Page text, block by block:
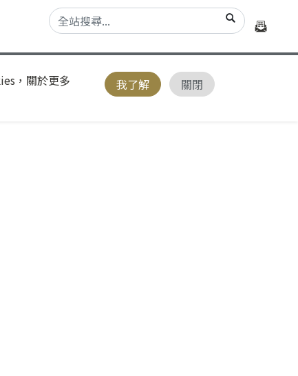
，關於更多
我了解 關閉